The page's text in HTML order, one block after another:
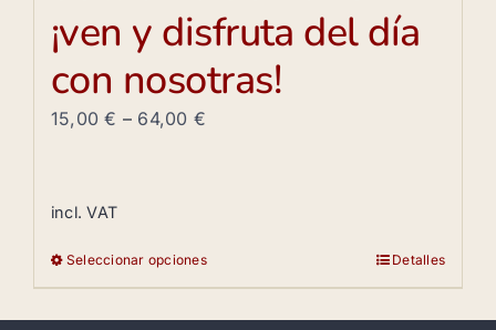
¡ven y disfruta del día
con nosotras!
15,00€ – 64,00 €
incl. VAT
Seleccionar opcionesEste
producto
tiene
Detalles